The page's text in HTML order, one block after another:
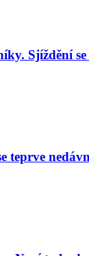
Sjíždění se
teprve